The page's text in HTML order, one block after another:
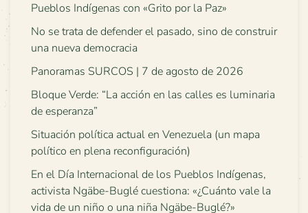
Pueblos Indígenas con «Grito por la Paz»
No se trata de defender el pasado, sino de construir
una nueva democracia
Panoramas SURCOS | 7 de agosto de 2026
Bloque Verde: “La acción en las calles es luminaria
de esperanza”
Situación política actual en Venezuela (un mapa
político en plena reconfiguración)
En el Día Internacional de los Pueblos Indígenas,
activista Ngäbe-Buglé cuestiona: «¿Cuánto vale la
vida de un niño o una niña Ngäbe-Buglé?»